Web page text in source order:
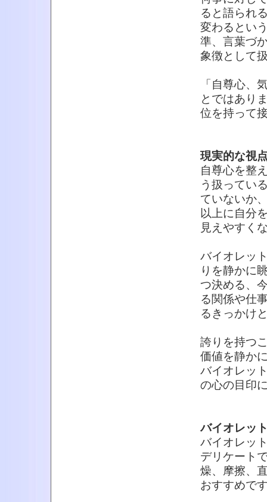
ると語られ
変わるとい
準、言葉づ
象徴として
「自尊心、
とではあり
位を持って
現実的な視
自尊心を整
う扱ってい
ていないか
以上に自分
見えやすく
バイオレッ
りを静かに
つ決める、
る関係や仕
るきっかけ
誇りを持つ
価値を静か
バイオレッ
の心の目印
バイオレッ
バイオレッ
デリケート
燥、摩擦、
おすすめで